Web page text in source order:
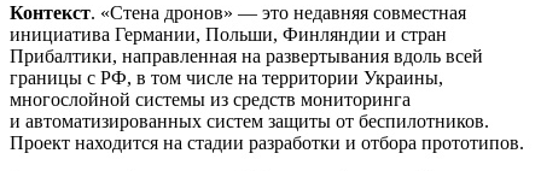
Контекст. «Стена дронов» — это недавняя совместная
инициатива Германии, Польши, Финляндии и стран
Прибалтики, направленная на развертывания вдоль всей
границы с РФ, в том числе на территории Украины,
многослойной системы из средств мониторинга
и автоматизированных систем защиты от беспилотников.
Проект находится на стадии разработки и отбора прототипов.